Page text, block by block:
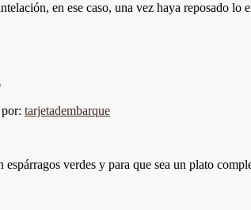
en ese caso, una vez haya reposado
tarjetadembarque
verdes y para que sea un plato